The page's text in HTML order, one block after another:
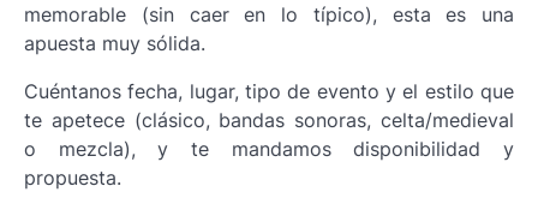
memorable (sin caer en lo típico), esta es una
apuesta muy sólida.
Cuéntanos fecha, lugar, tipo de evento y el estilo que
te apetece (clásico, bandas sonoras, celta/medieval
o mezcla), y te mandamos disponibilidad y
propuesta.